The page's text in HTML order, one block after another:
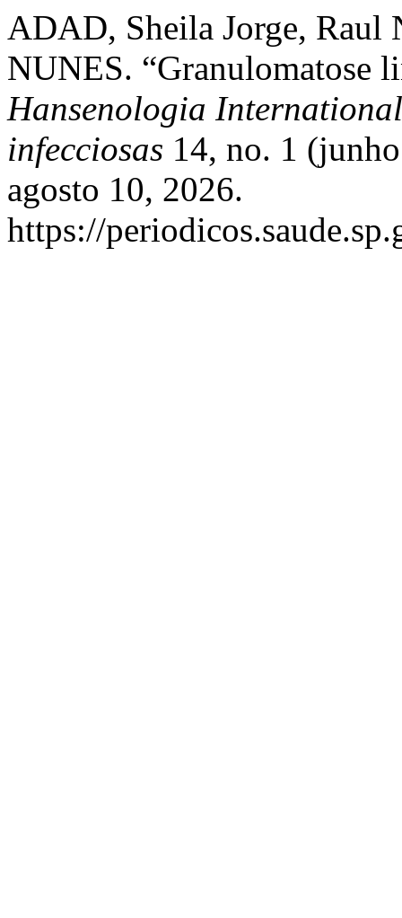
ADAD, Sheila Jorge, Raul
NUNES. “Granulomatose
Hansenologia
infecciosas 14, no. 1
agosto 10, 2026.
https://